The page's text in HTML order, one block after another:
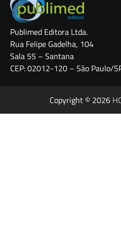
Publimed Editora Ltda.
Rua Felipe Gadelha, 104
Sala 55 – Santana
CEP: 02012-120 – São Paulo/
Copyright © 2026